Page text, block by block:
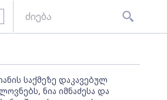
საქმეზე დაკავებულ
ნია იმნაძესა და